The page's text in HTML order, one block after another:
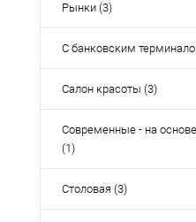
Рынки (3)
С банковским
Салон красоты (3)
Современные - на
(1)
Столовая (3)